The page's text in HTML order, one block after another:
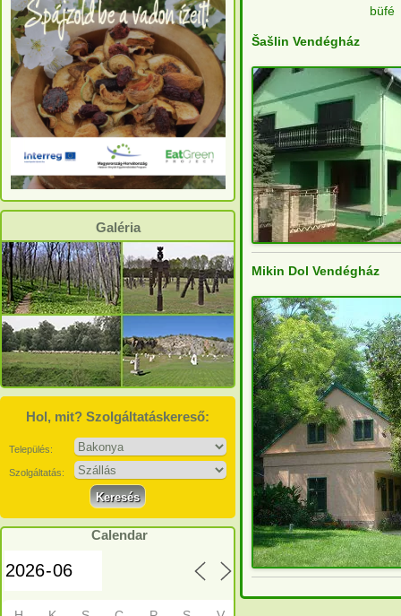
Galéria
Hol, mit? Szolgáltatáskereső:
Település:
Szolgáltatás:
Calendar
büfé
Šašlin Vendégház
Mikin Dol Vendégház